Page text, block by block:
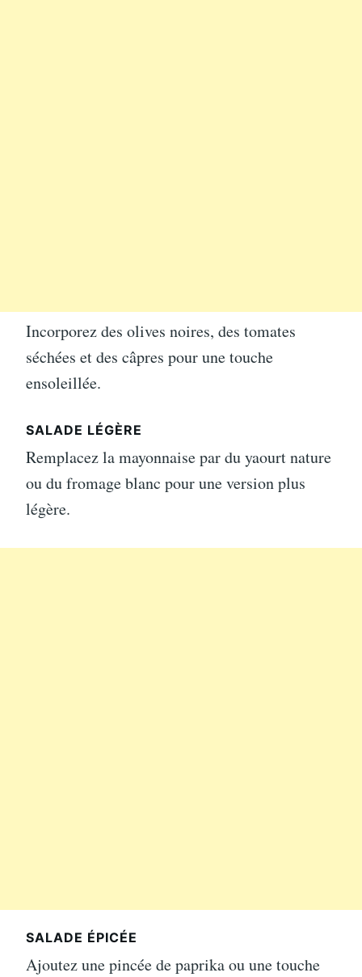
Incorporez des olives noires, des tomates
séchées et des câpres pour une touche
ensoleillée.
SALADE LÉGÈRE
Remplacez la mayonnaise par du yaourt nature
ou du fromage blanc pour une version plus
légère.
SALADE ÉPICÉE
Ajoutez une pincée de paprika ou une touche